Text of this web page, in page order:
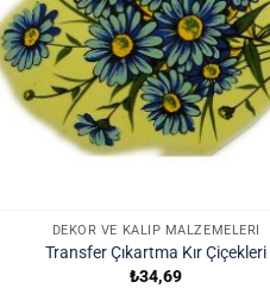
DEKOR VE KALIP MALZEMELERI
Transfer Çıkartma Kır Çiçekleri
₺34,69